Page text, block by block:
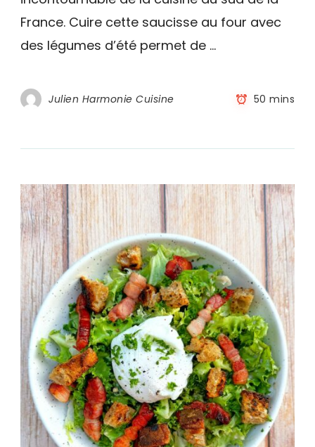
France. Cuire cette saucisse au four avec
des légumes d’été permet de …
Julien Harmonie Cuisine 50 mins